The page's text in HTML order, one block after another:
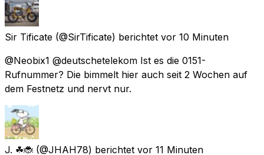
Sir Tificate (@SirTificate) berichtet vor 10 Minuten
@Neobix1 @deutschetelekom Ist es die 0151-
Rufnummer? Die bimmelt hier auch seit 2 Wochen auf
dem Festnetz und nervt nur.
J. ☘🐞 (@JHAH78) berichtet vor 11 Minuten